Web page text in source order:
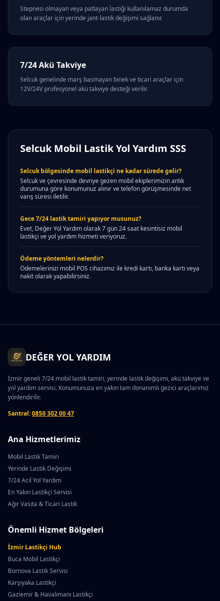
Stepnesi olmayan veya patlayan lastiği kullanılamaz durumda
olan araçlar için yerinde jant-lastik değişimi sağlanır.
7/24 Akü Takviye
Selcuk genelinde marş basmayan binek ve ticari araçlar için
12V/24V profesyonel akü takviye desteği verilir.
Selcuk Mobil Lastik Yol Yardım SSS
Selcuk bölgesinde mobil lastikçi ne kadar sürede gelir?
Selcuk ve çevresinde devriye gezen mobil ekiplerimizin anlık
durumuna göre konumunuz alınır ve telefon görüşmesinde net
varış süresi iletilir.
Gece 7/24 lastik tamiri yapıyor musunuz?
Evet, Değer Yol Yardım olarak 7 gün 24 saat kesintisiz mobil
lastikçi ve yol yardım hizmeti veriyoruz.
Ödeme yöntemleri nelerdir?
Ödemelerinizi mobil POS cihazımız ile kredi kartı, banka kartı veya
nakit olarak yapabilirsiniz.
DEĞER YOL YARDIM
İzmir geneli 7/24 mobil lastik tamiri, yerinde lastik değişimi, akü takviye ve
yol yardım servisi. Konumunuza en yakın tam donanımlı gezici araçlarımız
yönlendirilir.
Santral:0850 302 00 47
Ana Hizmetlerimiz
Mobil Lastik Tamiri
Yerinde Lastik Değişimi
7/24 Acil Yol Yardım
En Yakın Lastikçi Servisi
Ağır Vasıta & Ticari Lastik
Önemli Hizmet Bölgeleri
İzmir Lastikçi Hub
Buca Mobil Lastikçi
Bornova Lastik Servisi
Karşıyaka Lastikçi
Gaziemir & Havalimanı Lastikçi